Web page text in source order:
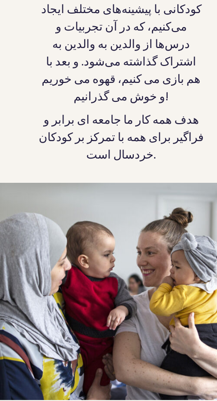
کودکانی با پیشینه‌های مختلف ایجاد
می‌کنیم، که در آن تجربیات و
درس‌ها از والدین به والدین به
اشتراک گذاشته می‌شود. و بعد با
هم بازی می کنیم، قهوه می خوریم
و خوش می گذرانیم!
هدف همه کار ما جامعه ای برابر و
فراگیر برای همه با تمرکز بر کودکان
خردسال است.